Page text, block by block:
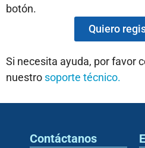
botón.
Quiero
Si necesita ayuda, por favor
nuestro soporte técnico.
Contáctanos